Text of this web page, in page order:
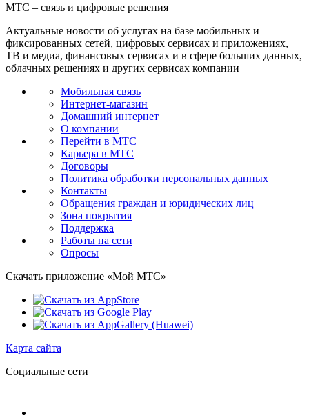
МТС – связь и цифровые решения
Актуальные новости об услугах на базе мобильных и
фиксированных сетей, цифровых сервисах и приложениях,
ТВ и медиа, финансовых сервисах и в сфере больших данных,
облачных решениях и других сервисах компании
Мобильная связь
Интернет-магазин
Домашний интернет
О компании
Перейти в МТС
Карьера в МТС
Договоры
Политика обработки персональных данных
Контакты
Обращения граждан и юридических лиц
Зона покрытия
Поддержка
Работы на сети
Опросы
Скачать приложение «Мой МТС»
Карта сайта
Социальные сети